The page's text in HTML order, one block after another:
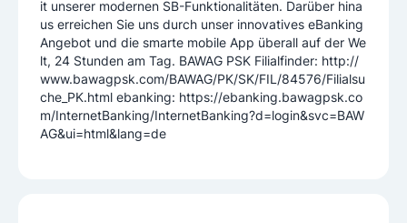
it unserer modernen SB-Funktionalitäten. Darüber hina
us erreichen Sie uns durch unser innovatives eBanking
Angebot und die smarte mobile App überall auf der We
lt, 24 Stunden am Tag. BAWAG PSK Filialfinder: http://
www.bawagpsk.com/BAWAG/PK/SK/FIL/84576/Filialsu
che_PK.html ebanking: https://ebanking.bawagpsk.co
m/InternetBanking/InternetBanking?d=login&svc=BAW
AG&ui=html&lang=de